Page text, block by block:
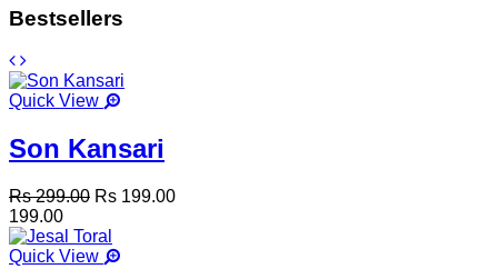
Bestsellers
Quick View
Son Kansari
Rs 299.00 Rs 199.00
199.00
Quick View